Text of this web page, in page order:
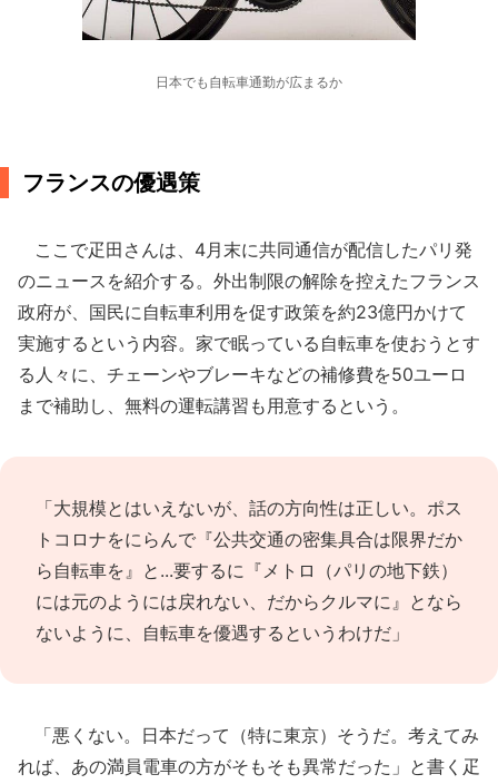
日本でも自転車通勤が広まるか
フランスの優遇策
ここで疋田さんは、4月末に共同通信が配信したパリ発
のニュースを紹介する。外出制限の解除を控えたフランス
政府が、国民に自転車利用を促す政策を約23億円かけて
実施するという内容。家で眠っている自転車を使おうとす
る人々に、チェーンやブレーキなどの補修費を50ユーロ
まで補助し、無料の運転講習も用意するという。
「大規模とはいえないが、話の方向性は正しい。ポス
トコロナをにらんで『公共交通の密集具合は限界だか
ら自転車を』と...要するに『メトロ（パリの地下鉄）
には元のようには戻れない、だからクルマに』となら
ないように、自転車を優遇するというわけだ」
「悪くない。日本だって（特に東京）そうだ。考えてみ
れば、あの満員電車の方がそもそも異常だった」と書く疋